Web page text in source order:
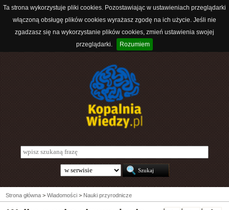
Ta strona wykorzystuje pliki cookies. Pozostawiając w ustawieniach przeglądarki
włączoną obsługę plików cookies wyrażasz zgodę na ich użycie. Jeśli nie
zgadzasz się na wykorzystanie plików cookies, zmień ustawienia swojej
przeglądarki.
Rozumiem
Strona główna > Wiadomości > Nauki przyrodnicze